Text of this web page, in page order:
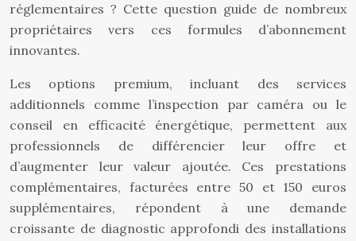
réglementaires ? Cette question guide de nombreux
propriétaires vers ces formules d’abonnement
innovantes.
Les options premium, incluant des services
additionnels comme l’inspection par caméra ou le
conseil en efficacité énergétique, permettent aux
professionnels de différencier leur offre et
d’augmenter leur valeur ajoutée. Ces prestations
complémentaires, facturées entre 50 et 150 euros
supplémentaires, répondent à une demande
croissante de diagnostic approfondi des installations